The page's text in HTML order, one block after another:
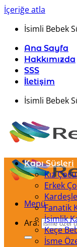
İçeriğe atla
İsimli Bebek
Ana Sayfa
Hakkımızda
SSS
İletişim
İsimli Bebek
Menü
Ara:
Kapı Süsleri
Kız
Erkek
Fanatik
İsimlik
Keçe
İsme